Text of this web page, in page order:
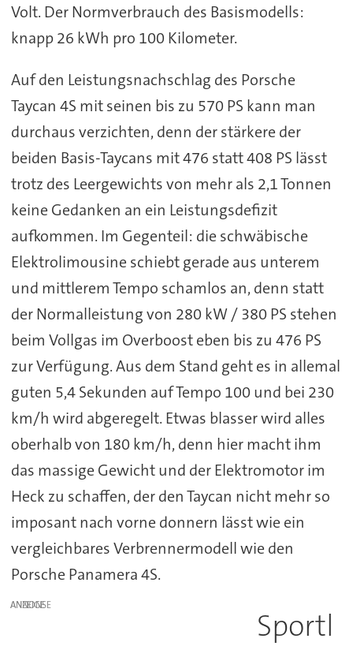
Volt. Der Normverbrauch des Basismodells:
knapp 26 kWh pro 100 Kilometer.
Auf den Leistungsnachschlag des Porsche
Taycan 4S mit seinen bis zu 570 PS kann man
durchaus verzichten, denn der stärkere der
beiden Basis-Taycans mit 476 statt 408 PS lässt
trotz des Leergewichts von mehr als 2,1 Tonnen
keine Gedanken an ein Leistungsdefizit
aufkommen. Im Gegenteil: die schwäbische
Elektrolimousine schiebt gerade aus unterem
und mittlerem Tempo schamlos an, denn statt
der Normalleistung von 280 kW / 380 PS stehen
beim Vollgas im Overboost eben bis zu 476 PS
zur Verfügung. Aus dem Stand geht es in allemal
guten 5,4 Sekunden auf Tempo 100 und bei 230
km/h wird abgeregelt. Etwas blasser wird alles
oberhalb von 180 km/h, denn hier macht ihm
das massige Gewicht und der Elektromotor im
Heck zu schaffen, der den Taycan nicht mehr so
imposant nach vorne donnern lässt wie ein
vergleichbares Verbrennermodell wie den
Porsche Panamera 4S.
ANZEIGE
Sportl